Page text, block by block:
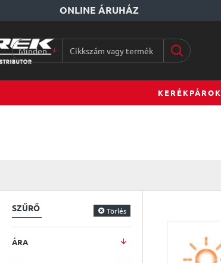
ONLINE ÁRUHÁZ
Minden
Cikkszám
terméknév...
KERÉKPÁROK
SZŰRŐ Törlés
ÁRA